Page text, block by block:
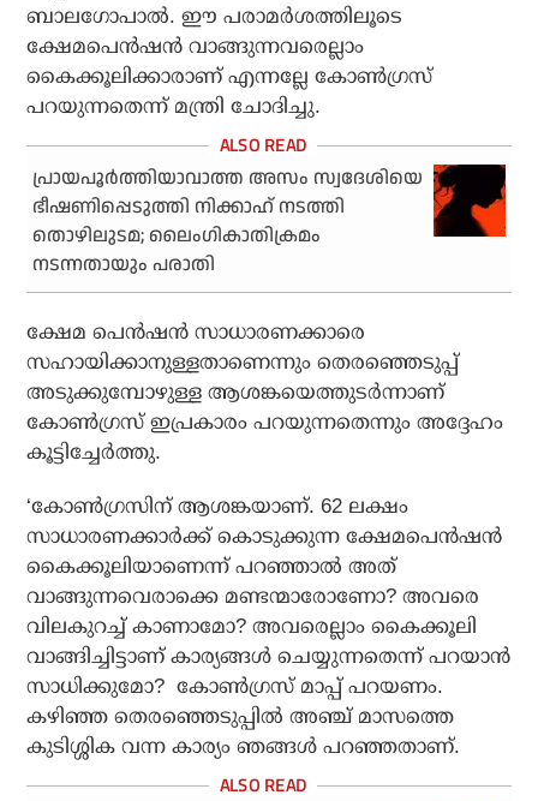
ബാലഗോപാല്‍. ഈ പരാമര്‍ശത്തിലൂടെ
ക്ഷേമപെന്‍ഷന്‍ വാങ്ങുന്നവരെല്ലാം
കൈക്കൂലിക്കാരാണ് എന്നല്ലേ കോണ്‍ഗ്രസ്
പറയുന്നതെന്ന് മന്ത്രി ചോദിച്ചു.
പ്രായപൂര്‍ത്തിയാവാത്ത അസം സ്വദേശിയെ
ഭീഷണിപ്പെടുത്തി നിക്കാഹ് നടത്തി
തൊഴിലുടമ; ലൈംഗികാതിക്രമം
നടന്നതായും പരാതി
ക്ഷേമ പെന്‍ഷന്‍ സാധാരണക്കാരെ
സഹായിക്കാനുള്ളതാണെന്നും തെരഞ്ഞെടുപ്പ്
അടുക്കുമ്പോഴുള്ള ആശങ്കയെത്തുടര്‍ന്നാണ്
കോണ്‍ഗ്രസ് ഇപ്രകാരം പറയുന്നതെന്നും അദ്ദേഹം
കൂട്ടിച്ചേര്‍ത്തു.
‘കോണ്‍ഗ്രസിന് ആശങ്കയാണ്. 62 ലക്ഷം
സാധാരണക്കാര്‍ക്ക് കൊടുക്കുന്ന ക്ഷേമപെന്‍ഷന്‍
കൈക്കൂലിയാണെന്ന് പറഞ്ഞാല്‍ അത്
വാങ്ങുന്നവെരാക്കെ മണ്ടന്മാരോണോ? അവരെ
വിലകുറച്ച് കാണാമോ? അവരെല്ലാം കൈക്കൂലി
വാങ്ങിച്ചിട്ടാണ് കാര്യങ്ങള്‍ ചെയ്യുന്നതെന്ന് പറയാന്‍
സാധിക്കുമോ? കോണ്‍ഗ്രസ് മാപ്പ് പറയണം.
കഴിഞ്ഞ തെരഞ്ഞെടുപ്പില്‍ അഞ്ച് മാസത്തെ
കുടിശ്ശിക വന്ന കാര്യം ഞങ്ങള്‍ പറഞ്ഞതാണ്.